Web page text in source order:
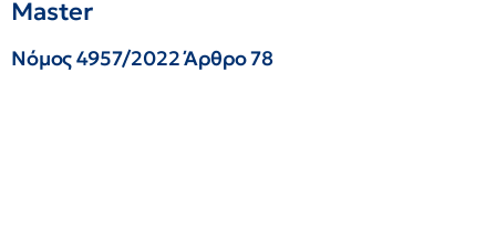
Μaster
Νόμος 4957/2022 Άρθρο 78